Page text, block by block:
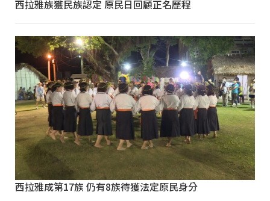
西拉雅族獲民族認定 原民日回顧正名歷程
西拉雅成第17族 仍有8族待獲法定原民身分